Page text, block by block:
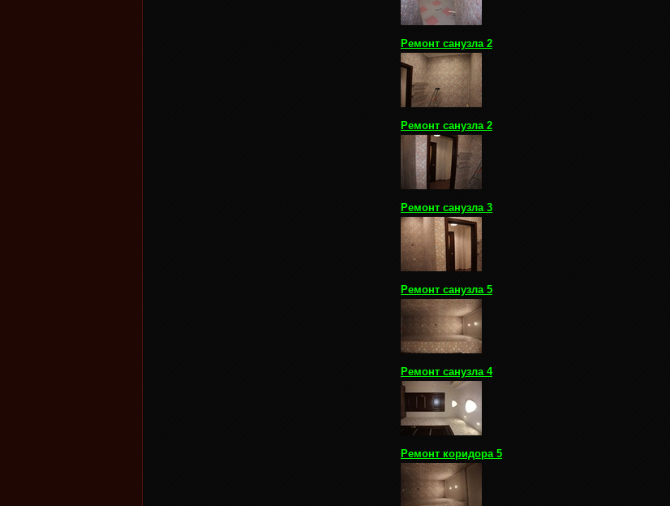
Ремонт санузла 2
Ремонт санузла 2
Ремонт санузла 3
Ремонт санузла 5
Ремонт санузла 4
Ремонт коридора 5